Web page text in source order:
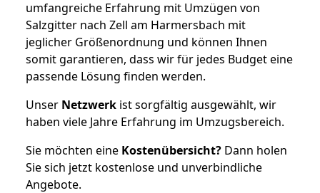
umfangreiche Erfahrung mit Umzügen von
Salzgitter nach Zell am Harmersbach mit
jeglicher Größenordnung und können Ihnen
somit garantieren, dass wir für jedes Budget eine
passende Lösung finden werden.
Unser Netzwerk ist sorgfältig ausgewählt, wir
haben viele Jahre Erfahrung im Umzugsbereich.
Sie möchten eine Kostenübersicht? Dann holen
Sie sich jetzt kostenlose und unverbindliche
Angebote.